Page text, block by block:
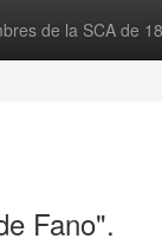
de la SCA de
Fano".